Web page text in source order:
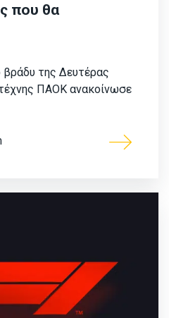
που θα
της Δευτέρας
ΠΑΟΚ ανακοίνωσε